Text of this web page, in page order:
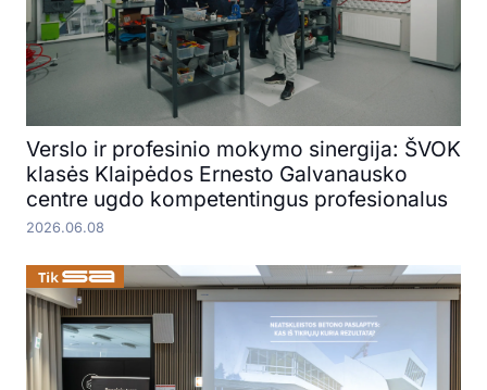
Verslo ir profesinio mokymo sinergija: ŠVOK
klasės Klaipėdos Ernesto Galvanausko
centre ugdo kompetentingus profesionalus
2026.06.08